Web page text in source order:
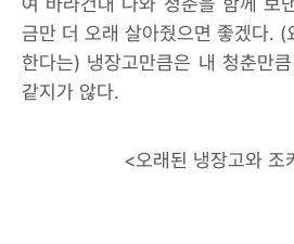
금만 더 오래 살아줬으면 좋겠다. (
한다는) 냉장고만큼은 내 청춘만
같지가 않다.
<오래된 냉장고와 조